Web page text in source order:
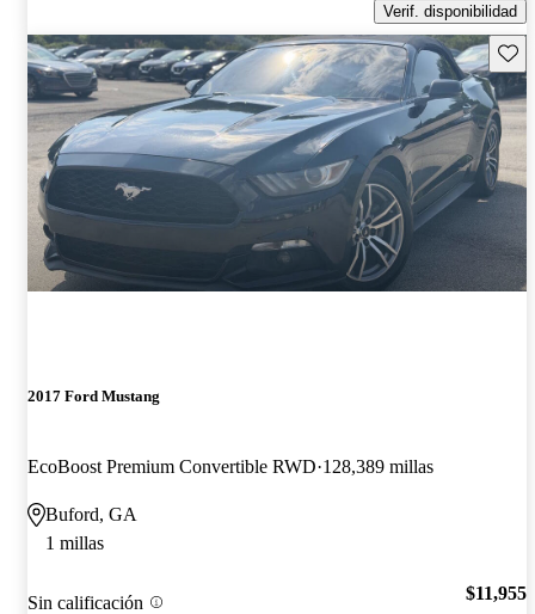
Verif. disponibilidad
2017 Ford Mustang
EcoBoost Premium Convertible RWD 128,389 millas
Buford, GA
1 millas
Sin calificación $11,955